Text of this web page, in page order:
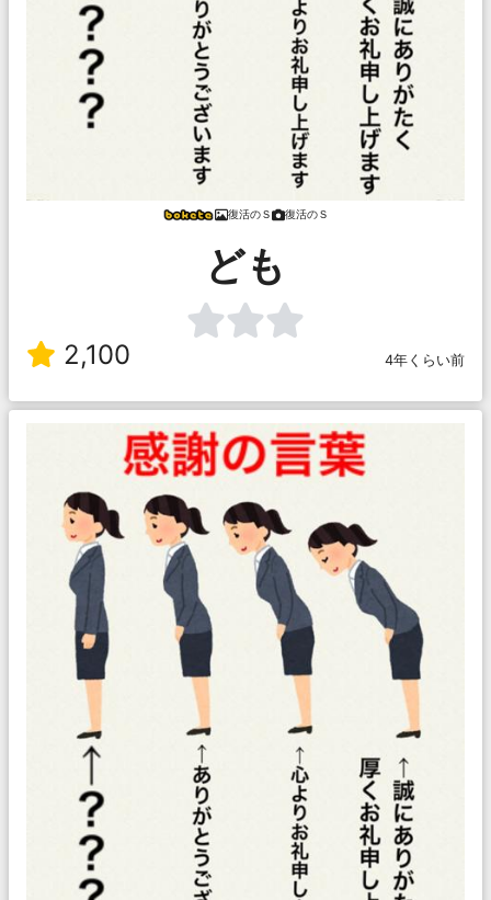
復活のＳ 復活のＳ
ども
2,100 4年くらい前